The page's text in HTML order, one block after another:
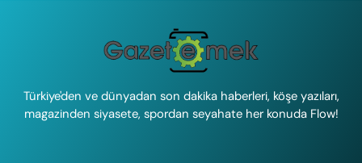
Türkiye'den ve dünyadan son dakika haberleri, köşe yazıları,
magazinden siyasete, spordan seyahate her konuda Flow!